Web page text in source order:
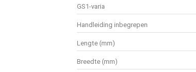
GS1-varia
Handleiding inbegrepen
Lengte (mm)
Breedte (mm)